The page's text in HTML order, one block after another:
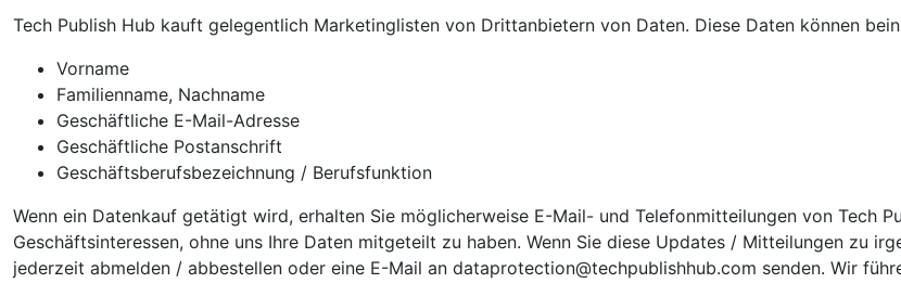
Tech Publish Hub kauft gelegentlich Marketinglisten von Drittanbietern von Daten. Diese Daten können
Vorname
Familienname, Nachname
Geschäftliche E-Mail-Adresse
Geschäftliche Postanschrift
Geschäftsberufsbezeichnung / Berufsfunktion
Wenn ein Datenkauf getätigt wird, erhalten Sie möglicherweise E-Mail- und Telefonmitteilungen von Tech
Geschäftsinteressen, ohne uns Ihre Daten mitgeteilt zu haben. Wenn Sie diese Updates / Mitteilungen zu
jederzeit abmelden / abbestellen oder eine E-Mail an dataprotection@techpublishhub.com senden. Wir